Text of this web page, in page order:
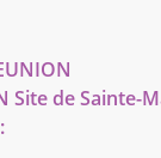
Site de Sainte-